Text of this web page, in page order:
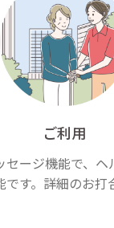
ご利用
セージ機能で、ヘ
です。詳細のお打